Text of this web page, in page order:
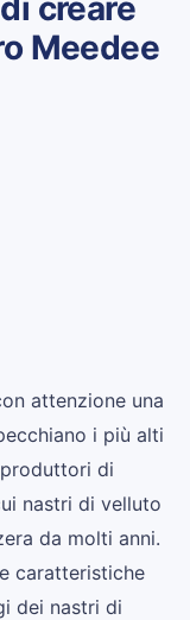
creare
Meedee
attenzione una
i più alti
di
nastri di velluto
da molti anni.
caratteristiche
dei nastri di